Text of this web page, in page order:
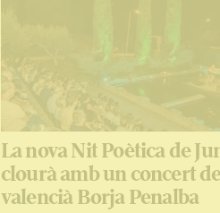
La nova Nit Poètica de
clourà amb un concert
valencià Borja Penalba